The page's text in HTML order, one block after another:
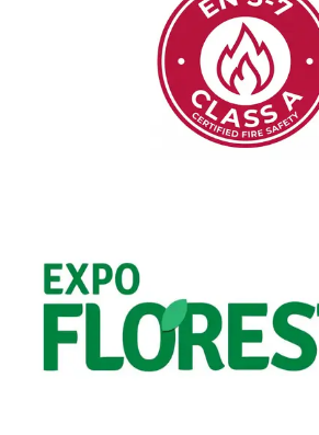
Sallus Fire Retardant
Certificación de Eficacia
Nuestra formulación ha superado con éxito
norma europea EN 3-7, obteniendo la
para fuegos de Clase A (fuegos de sólidos).
Prevención de Incendios
Sallus
Lo más destacado del estand de
presentamos Sallus Retardant, no tóxico,